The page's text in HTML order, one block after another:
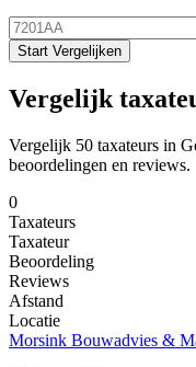
Start Vergelijken
Vergelijk
Vergelijk 50 taxateurs in
beoordelingen en reviews.
0
Taxateurs
Taxateur
Beoordeling
Reviews
Afstand
Locatie
Morsink Bouwadvies &